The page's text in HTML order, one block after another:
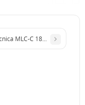
MLC-C 1813 P